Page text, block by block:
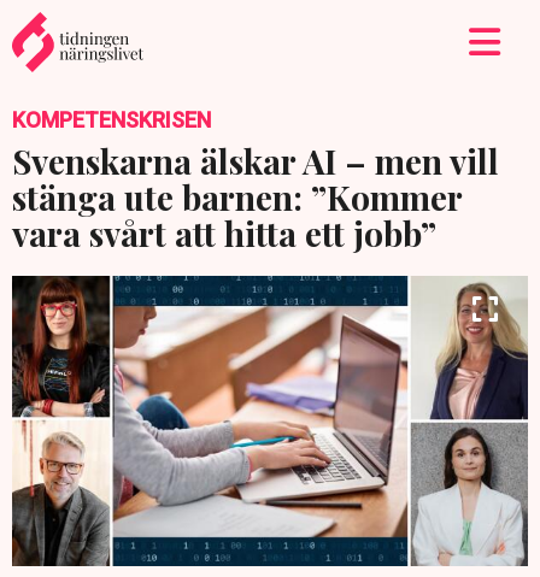
KOMPETENSKRISEN
Svenskarna älskar AI – men vill
stänga ute barnen: ”Kommer
vara svårt att hitta ett jobb”